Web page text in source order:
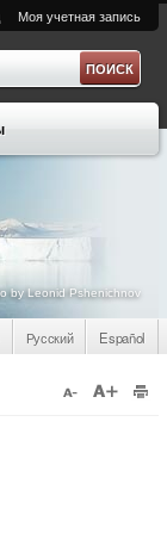
Моя учетная запись
by Leonid Pshenichnov
Русский Español